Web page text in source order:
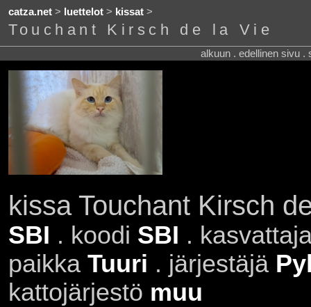
catza.net> luettelot> kissat>
Touchant Kirsch de la Vie
alkuun . edellinen sivu .
kissa Touchant Kirsch
SBI . koodi SBI .
paikka Tuuri . järjestäjä
kattojärjestö muu